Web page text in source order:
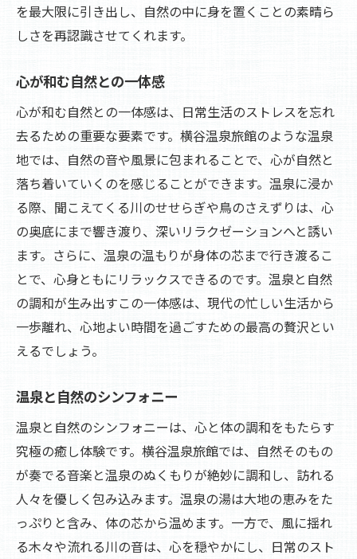
を最大限に引き出し、自然の中に身を置くことの素晴ら
しさを再認識させてくれます。
心が和む自然との一体感
心が和む自然との一体感は、日常生活のストレスを忘れ
去るための重要な要素です。横谷温泉旅館のような温泉
地では、自然の音や風景に包まれることで、心が自然と
落ち着いていくのを感じることができます。温泉に浸か
る際、聞こえてくる川のせせらぎや鳥のさえずりは、心
の奥底にまで響き渡り、深いリラクゼーションへと誘い
ます。さらに、温泉の温もりが身体の芯まで行き渡るこ
とで、心身ともにリラックスできるのです。温泉と自然
の調和が生み出すこの一体感は、現代の忙しい生活から
一歩離れ、心地よい時間を過ごすための最高の贅沢とい
えるでしょう。
温泉と自然のシンフォニー
温泉と自然のシンフォニーは、心と体の調和をもたらす
究極の癒し体験です。横谷温泉旅館では、自然そのもの
が奏でる音楽と温泉のぬくもりが絶妙に調和し、訪れる
人々を優しく包み込みます。温泉の湯は大地の恵みをた
っぷりと含み、体の芯から温めます。一方で、風に揺れ
る木々や流れる川の音は、心を穏やかにし、日常のスト